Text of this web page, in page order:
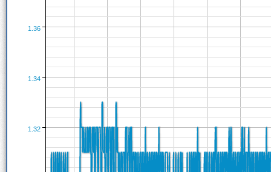
1.32
1.34
1.36